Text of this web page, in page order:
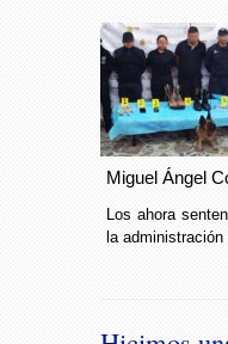
Miguel Ángel
Los ahora
la